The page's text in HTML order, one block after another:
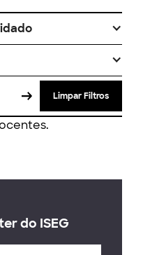
Limpar Filtros
do ISEG